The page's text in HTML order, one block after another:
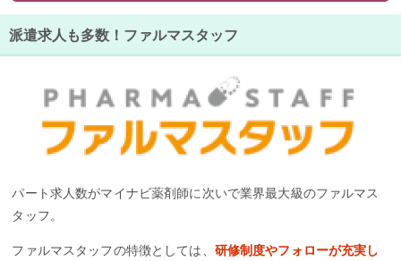
派遣求人も多数！ファルマスタッフ
パート求人数がマイナビ薬剤師に次いで業界最大級のファルマス
タッフ。
ファルマスタッフの特徴としては、 研修制度やフォローが充実し